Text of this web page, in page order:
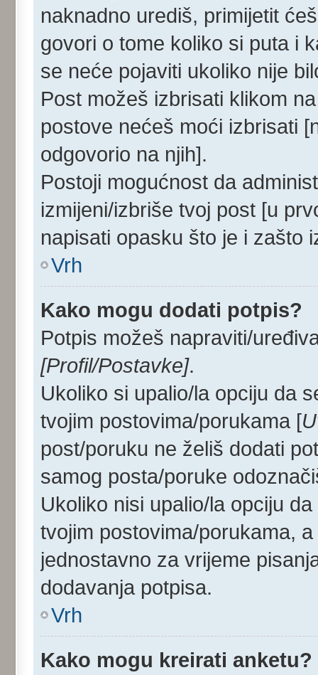
naknadno urediš, primijetit
govori o tome koliko si puta i
se neće pojaviti ukoliko nije
Post možeš izbrisati klikom
postove nećeš moći izbrisati
odgovorio na njih].
Postoji mogućnost da
izmijeni/izbriše tvoj post [u
napisati opasku što je i zašto
Vrh
Kako mogu dodati potpis?
Potpis možeš napraviti/
[Profil/Postavke].
Ukoliko si upalio/la opciju da
tvojim postovima/porukama [
post/poruku ne želiš dodati
samog posta/poruke
Ukoliko nisi upalio/la opciju
tvojim postovima/porukama,
jednostavno za vrijeme
dodavanja potpisa.
Vrh
Kako mogu kreirati anketu?